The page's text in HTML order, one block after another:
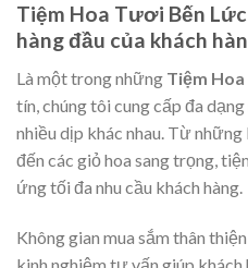
Tiệm Hoa Tươi Bến
hàng đầu của khách
Là một trong những Tiệm
tín, chúng tôi cung cấp đa
nhiều dịp khác nhau. Từ
đến các giỏ hoa sang trọng,
ứng tối đa nhu cầu khách hàng.
Không gian mua sắm thân